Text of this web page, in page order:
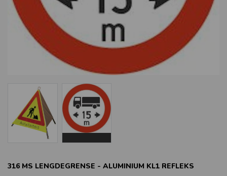
316 MS LENGDEGRENSE - ALUMINIUM KL1 REFLEKS